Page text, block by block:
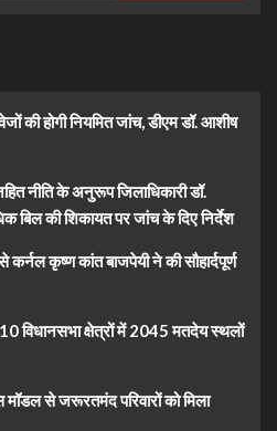
की होगी नियमित जांच, डीएम डॉ. आशीष
नीति के अनुरूप जिलाधिकारी डॉ.
की शिकायत पर जांच के दिए निर्देश
कृष्ण कांत बाजपेयी ने की सौहार्दपूर्ण
विधानसभा क्षेत्रों में 2045 मतदेय स्थलों
मॉडल से जरूरतमंद परिवारों को मिला